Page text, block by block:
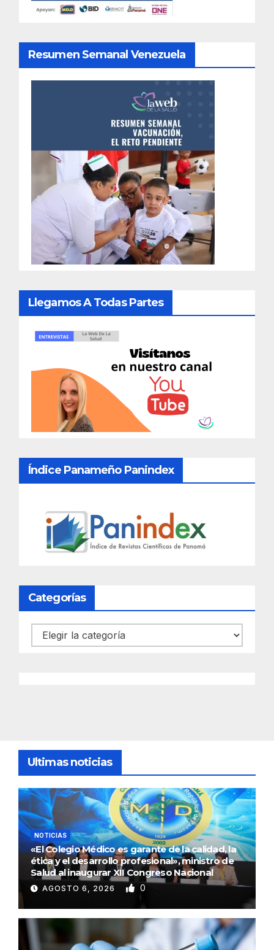
Resumen Semanal Venezuela
Llegamos A Todas Partes
Índice Panameño Panindex
Categorías
Categorías
Ultimas noticias
NOTICIAS
«El Colegio Médico es garante de la calidad, la
ética y el desarrollo profesional», ministro de
Salud al inaugurar XII Congreso Nacional
AGOSTO 6, 2026 0